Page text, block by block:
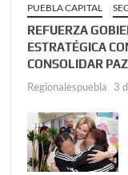
PUEBLA CAPITAL
REFUERZA
ESTRATÉGICA
CONSOLIDAR PAZ
Regionalespuebla 3